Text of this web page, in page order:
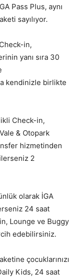
Pass Plus, aynı
sayılıyor.
in,
yanı sıra 30
kendinizle birlikte
Check-in,
& Otopark
hizmetinden
2
olarak İGA
24 saat
Lounge ve Buggy
edebilirsiniz.
çocuklarınızı
Kids, 24 saat